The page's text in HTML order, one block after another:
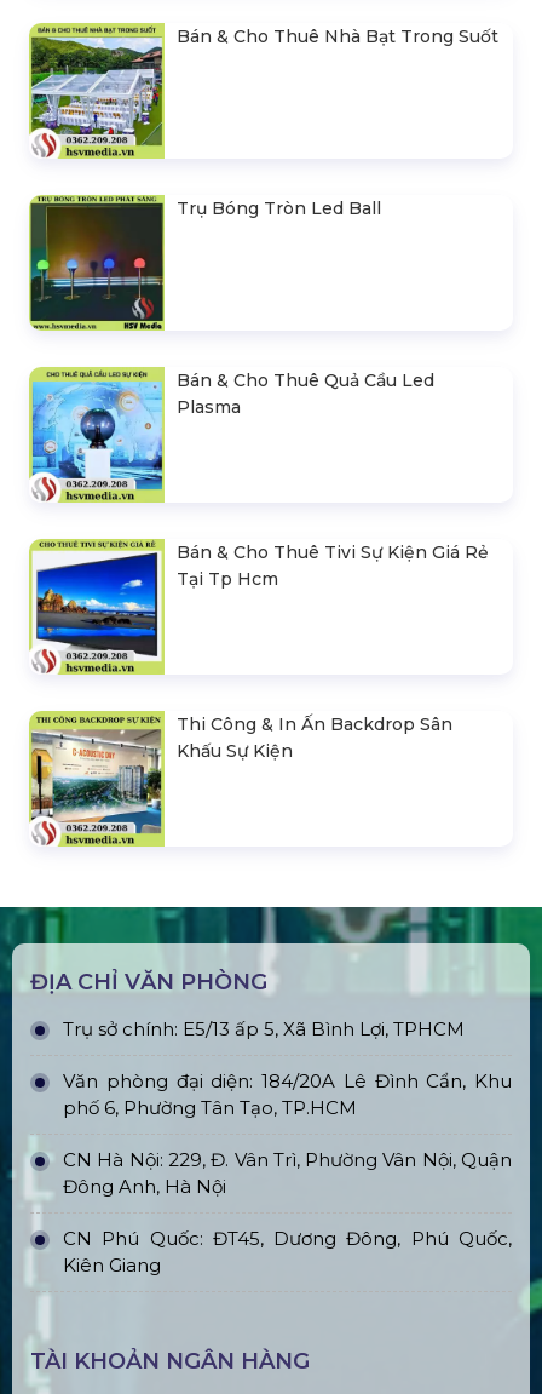
Bán & Cho Thuê Nhà Bạt Trong Suốt
Trụ Bóng Tròn Led Ball
Bán & Cho Thuê Quả Cầu Led
Plasma
Bán & Cho Thuê Tivi Sự Kiện Giá Rẻ
Tại Tp Hcm
Thi Công & In Ấn Backdrop Sân
Khấu Sự Kiện
ĐỊA CHỈ VĂN PHÒNG
Trụ sở chính: E5/13 ấp 5, Xã Bình Lợi, TPHCM
Văn phòng đại diện: 184/20A Lê Đình Cẩn, Khu
phố 6, Phường Tân Tạo, TP.HCM
CN Hà Nội: 229, Đ. Vân Trì, Phường Vân Nội, Quận
Đông Anh, Hà Nội
CN Phú Quốc: ĐT45, Dương Đông, Phú Quốc,
Kiên Giang
TÀI KHOẢN NGÂN HÀNG